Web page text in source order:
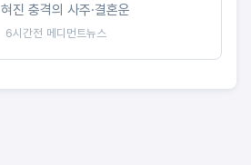
혀진 충격의 사주·결혼운
6시간전 메디먼트뉴스